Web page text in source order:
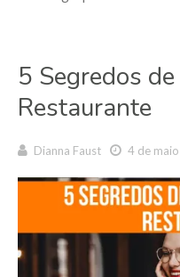
5 Segredos
Restaurante
Dianna Faust 4 de